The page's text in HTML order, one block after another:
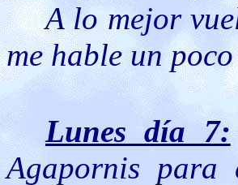
A lo mejor
me hable un
Lunes día 7:
Agapornis para